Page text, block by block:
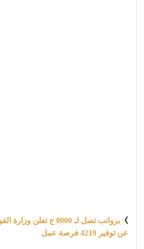
》
برواتب تصل لـ 8000 ج
عن توفير 4219 فرصة عمل